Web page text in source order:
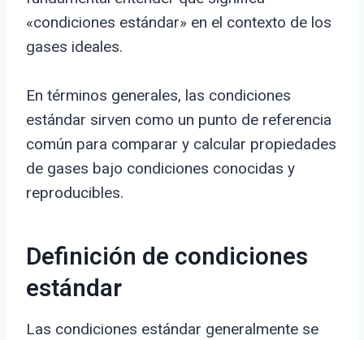
«condiciones estándar» en el contexto de los
gases ideales.
En términos generales, las condiciones
estándar sirven como un punto de referencia
común para comparar y calcular propiedades
de gases bajo condiciones conocidas y
reproducibles.
Definición de condiciones
estándar
Las condiciones estándar generalmente se